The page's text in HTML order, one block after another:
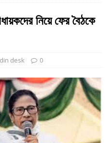
নিয়ে ফের বৈঠকে
desk 0